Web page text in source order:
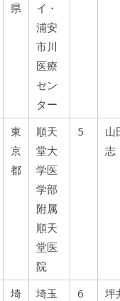
県
イ・
浦安
市川
医療
セン
ター
東
京
都
順天
堂大
学医
学部
附属
順天
堂医
院
5
山
志
埼
埼玉
6